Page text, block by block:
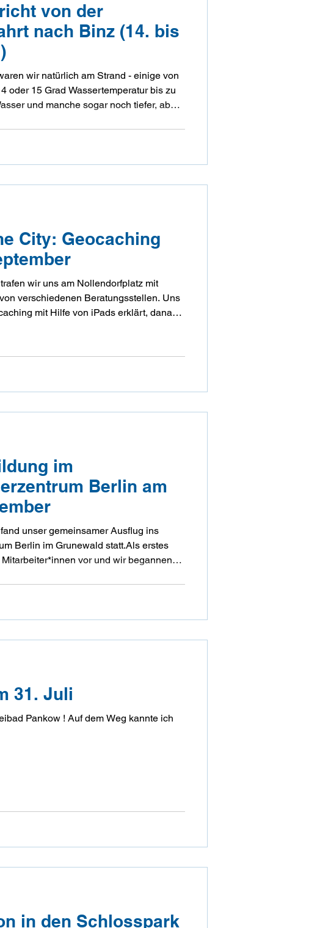
von der
nach Binz (14. bis
wir natürlich am Strand - einige von
oder 15 Grad Wasser­tempe­ratur bis zu
und manche sogar noch tiefer, aber
Wahr­scheinlich, weil wir zu viel swag
City: Geocaching
wir uns am Nollendorfplatz mit
verschiedenen Beratungsstellen. Uns
mit Hilfe von iPads erklärt, danach
LSVD und von zu finden.
viele Dinge zum Thema
im
Berlin am
unser gemeinsamer Ausflug ins
Berlin im Grunewald statt.Als erstes
vor und wir begannen
31. Juli
in den Schlosspark